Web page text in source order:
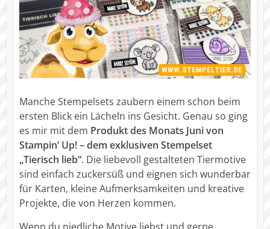
Manche Stempelsets zaubern einem schon beim
ersten Blick ein Lächeln ins Gesicht. Genau so ging
es mir mit dem Produkt des Monats Juni von
Stampin’ Up! – dem exklusiven Stempelset
„Tierisch lieb“. Die liebevoll gestalteten Tiermotive
sind einfach zuckersüß und eignen sich wunderbar
für Karten, kleine Aufmerksamkeiten und kreative
Projekte, die von Herzen kommen.